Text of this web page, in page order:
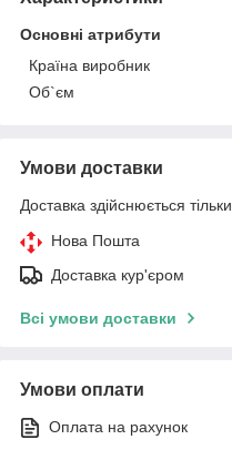
Основні атрибути
Країна виробник
Об`єм
Умови доставки
Доставка здійснюється
Нова Пошта
Доставка кур'єром
Всі умови доставки
Умови оплати
Оплата на рахунок